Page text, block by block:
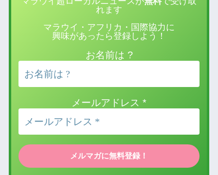
れます
マラウイ・アフリカ・国際協力に
興味があったら登録しよう！
お名前は ?
メールアドレス *